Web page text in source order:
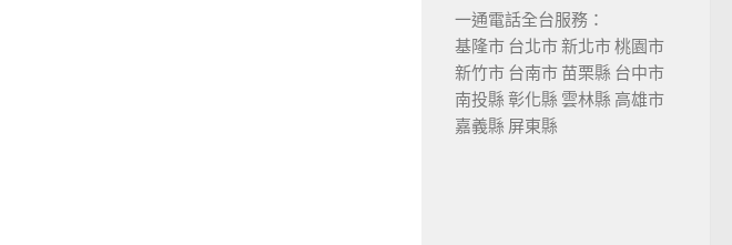
一通電話全台服務：
基隆市 台北市 新北市 桃園市
新竹市 台南市 苗栗縣 台中市
南投縣 彰化縣 雲林縣 高雄市
嘉義縣 屏東縣